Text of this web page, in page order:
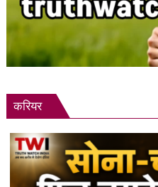
करियर